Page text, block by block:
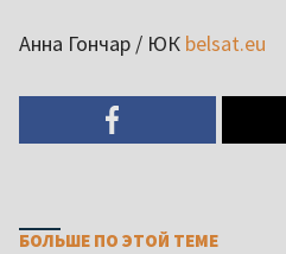
Анна Гончар / ЮК belsat.eu
БОЛЬШЕ ПО ЭТОЙ ТЕМЕ